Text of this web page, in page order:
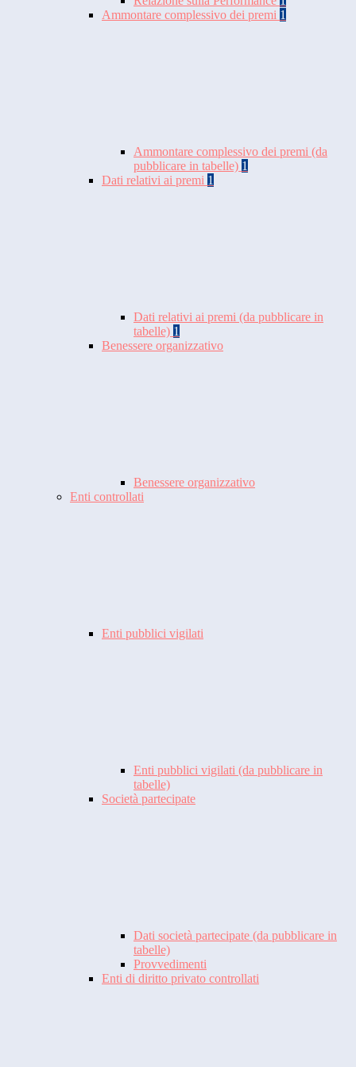
Ammontare complessivo dei premi 1
Ammontare complessivo dei premi (da
pubblicare in tabelle) 1
Dati relativi ai premi 1
Dati relativi ai premi (da pubblicare in
tabelle) 1
Benessere organizzativo
Benessere organizzativo
Enti controllati
Enti pubblici vigilati
Enti pubblici vigilati (da pubblicare in
tabelle)
Società partecipate
Dati società partecipate (da pubblicare in
tabelle)
Provvedimenti
Enti di diritto privato controllati